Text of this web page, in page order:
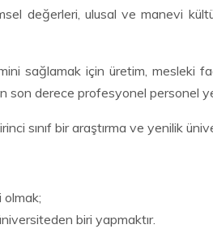
değerleri, ulusal ve manevi
sağlamak için üretim, mesleki
son derece profesyonel personel
sınıf bir araştırma ve yenilik
olmak;
biri yapmaktır.